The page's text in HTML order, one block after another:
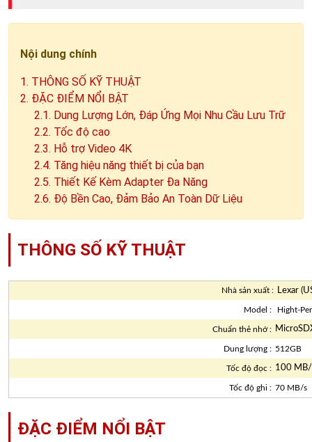
Nội dung chính
1. THÔNG SỐ KỸ THUẬT
2. ĐẶC ĐIỂM NỔI BẬT
2.1. Dung Lượng Lớn, Đáp Ứng Mọi Nhu Cầu Lưu Trữ
2.2. Tốc độ cao
2.3. Hỗ trợ Video 4K
2.4. Tăng hiệu năng thiết bị của bạn
2.5. Thiết Kế Kèm Adapter Đa Năng
2.6. Độ Bền Cao, Đảm Bảo An Toàn Dữ Liệu
THÔNG SỐ KỸ THUẬT
Nhà sản xuất : Lexar
Model : Hight-
Chuẩn thẻ nhớ :
Dung lượng : 512GB
Tốc độ đọc : 100
Tốc độ ghi : 70 MB/s
ĐẶC ĐIỂM NỔI BẬT